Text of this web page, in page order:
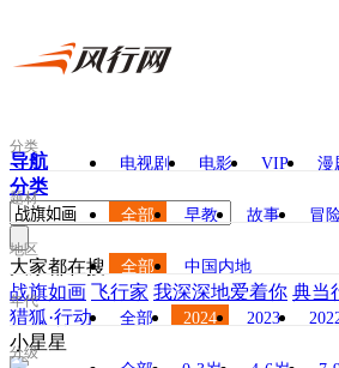
导航
分类
大家都在搜
战旗如画 飞行家 我深深地爱着你 典当
猎狐·行动
小星星
分类
电视剧 电影 VIP 漫
题材
全部 早教 故事 冒
地区
全部 中国内地
年代
全部 2024 2023
分级